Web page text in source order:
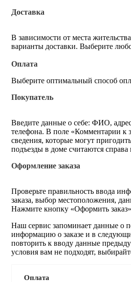
Доставка
В зависимости от места
варианты доставки. Выберите
Оплата
Выберите оптимальный способ
Покупатель
Введите данные о себе: ФИО,
телефона. В поле «Комментарии к
сведения, которые могут
подъезды в доме считаются справа
Оформление заказа
Проверьте правильность ввода
заказа, выбор местоположения,
Нажмите кнопку «Оформить
Наш сервис запоминает данные о
информацию о заказе и в
повторить к вводу данные
условия вам не подходят,
Оплата